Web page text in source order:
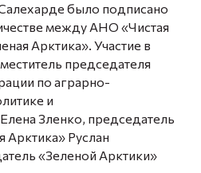
было подписано
между АНО «Чистая
Арктика». Участие в
председателя
по аграрно-
и
Елена Зленко, председатель
Арктика» Руслан
«Зеленой Арктики»